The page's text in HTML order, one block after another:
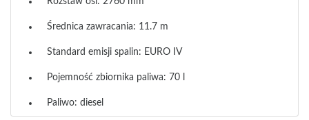
Średnica zawracania: 11.7 m
Standard emisji spalin: EURO IV
Pojemność zbiornika paliwa: 70 l
Paliwo: diesel